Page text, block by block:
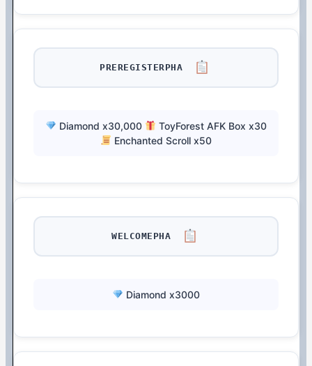
PREREGISTERPHA
Diamond x30,000
ToyForest AFK Box x30
Enchanted Scroll x50
WELCOMEPHA
Diamond x3000